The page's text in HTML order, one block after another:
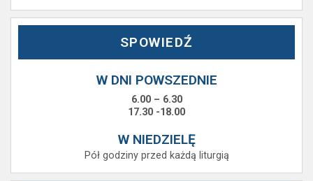
SPOWIEDŹ
W DNI POWSZEDNIE
6.00 – 6.30
17.30 -18.00
W NIEDZIELĘ
Pół godziny przed każdą liturgią